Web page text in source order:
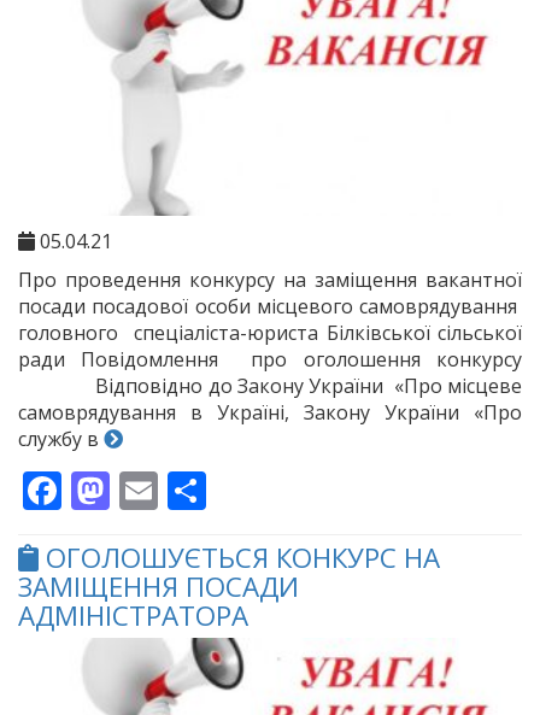
05.04.21
Про проведення конкурсу на заміщення вакантної
посади посадової особи місцевого самоврядування
головного спеціаліста-юриста Білківської сільської
ради Повідомлення про оголошення конкурсу
Відповідно до Закону України «Про місцеве
самоврядування в Україні, Закону України «Про
службу в
Facebook
Mastodon
Email
ОГОЛОШУЄТЬСЯ КОНКУРС НА
ЗАМІЩЕННЯ ПОСАДИ
АДМІНІСТРАТОРА